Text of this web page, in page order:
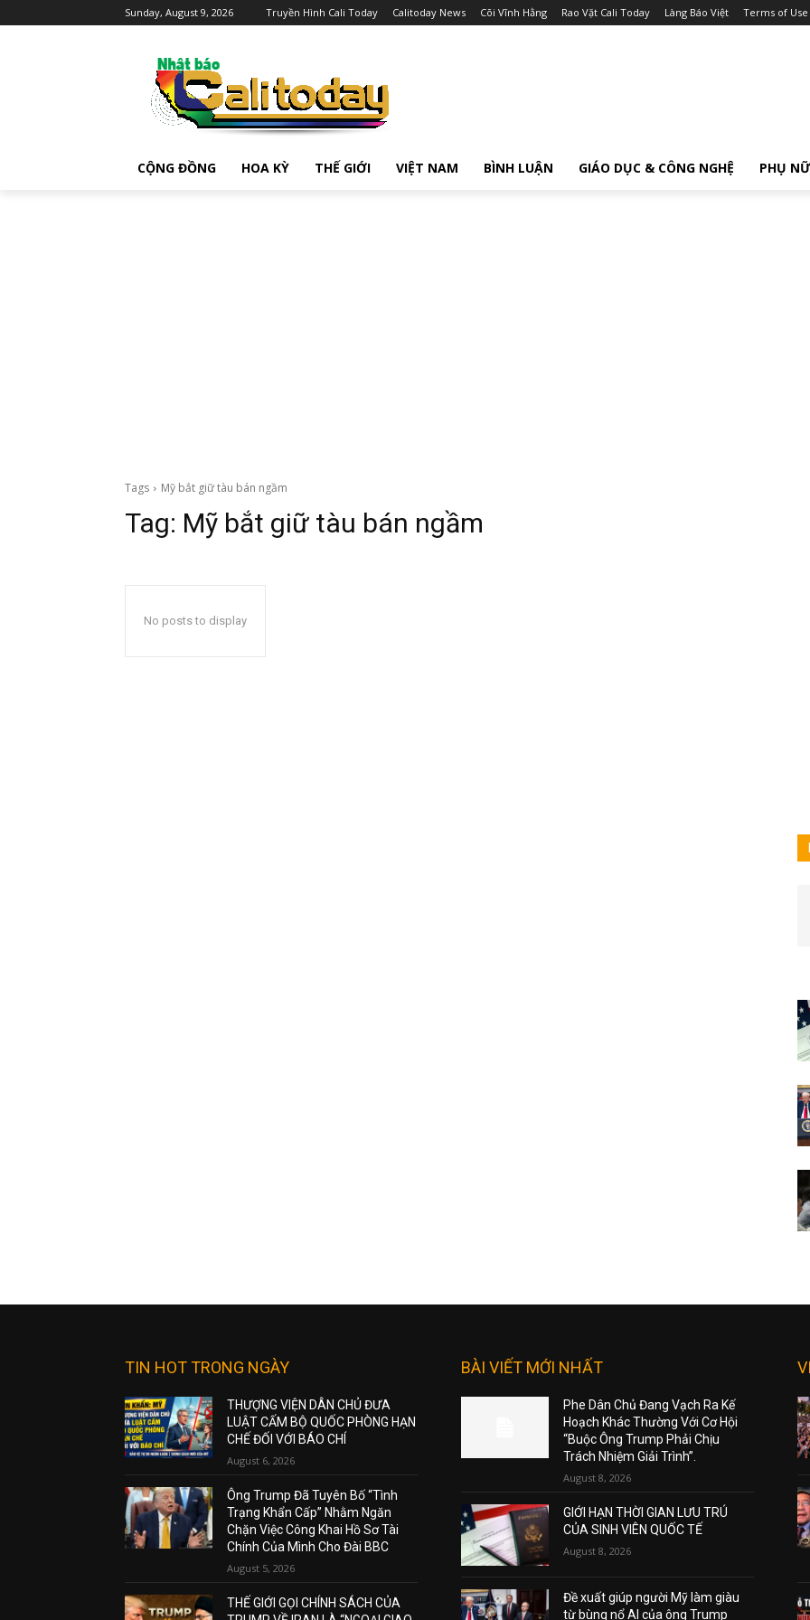
Sunday, August 9, 2026 Truyền Hình Cali Today Calitoday News Cõi Vĩnh Hằng Rao Vặt Cali Today Làng Báo Việt Terms of Use
CỘNG ĐỒNG HOA KỲ THẾ GIỚI VIỆT NAM BÌNH LUẬN GIÁO DỤC & CÔNG NGHỆ PHỤ NỮ
Tags Mỹ bắt giữ tàu bán ngầm
Tag: Mỹ bắt giữ tàu bán ngầm
No posts to display
TIN HOT TRONG NGÀY
THƯỢNG VIỆN DÂN CHỦ ĐƯA
LUẬT CẤM BỘ QUỐC PHÒNG HẠN
CHẾ ĐỐI VỚI BÁO CHÍ
August 6, 2026
Ông Trump Đã Tuyên Bố “Tình
Trạng Khẩn Cấp” Nhằm Ngăn
Chặn Việc Công Khai Hồ Sơ Tài
Chính Của Mình Cho Đài BBC
August 5, 2026
THẾ GIỚI GỌI CHÍNH SÁCH CỦA
BÀI VIẾT MỚI NHẤT
Phe Dân Chủ Đang Vạch Ra Kế
Hoạch Khác Thường Với Cơ Hội
“Buộc Ông Trump Phải Chịu
Trách Nhiệm Giải Trình”.
August 8, 2026
GIỚI HẠN THỜI GIAN LƯU TRÚ
CỦA SINH VIÊN QUỐC TẾ
August 8, 2026
Đề xuất giúp người Mỹ làm giàu
từ bùng nổ AI của ông Trump